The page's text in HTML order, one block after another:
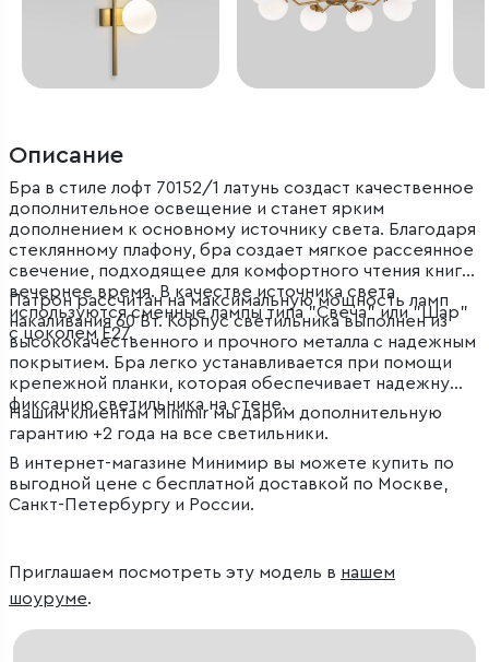
Описание
Бра в стиле лофт 70152/1 латунь создаст качественное
дополнительное освещение и станет ярким
дополнением к основному источнику света. Благодаря
стеклянному плафону, бра создает мягкое рассеянное
свечение, подходящее для комфортного чтения книг в
вечернее время. В качестве источника света
используются сменные лампы типа "Свеча" или "Шар"
с цоколем E27.
Патрон рассчитан на максимальную мощность ламп
накаливания 60 Вт. Корпус светильника выполнен из
высококачественного и прочного металла с надежным
покрытием. Бра легко устанавливается при помощи
крепежной планки, которая обеспечивает надежную
фиксацию светильника на стене.
Нашим клиентам Minimir мы дарим дополнительную
гарантию +2 года на все светильники.
В интернет-магазине Минимир вы можете купить по
выгодной цене с бесплатной доставкой по Москве,
Санкт-Петербургу и России.
Приглашаем посмотреть эту модель в нашем
шоуруме.